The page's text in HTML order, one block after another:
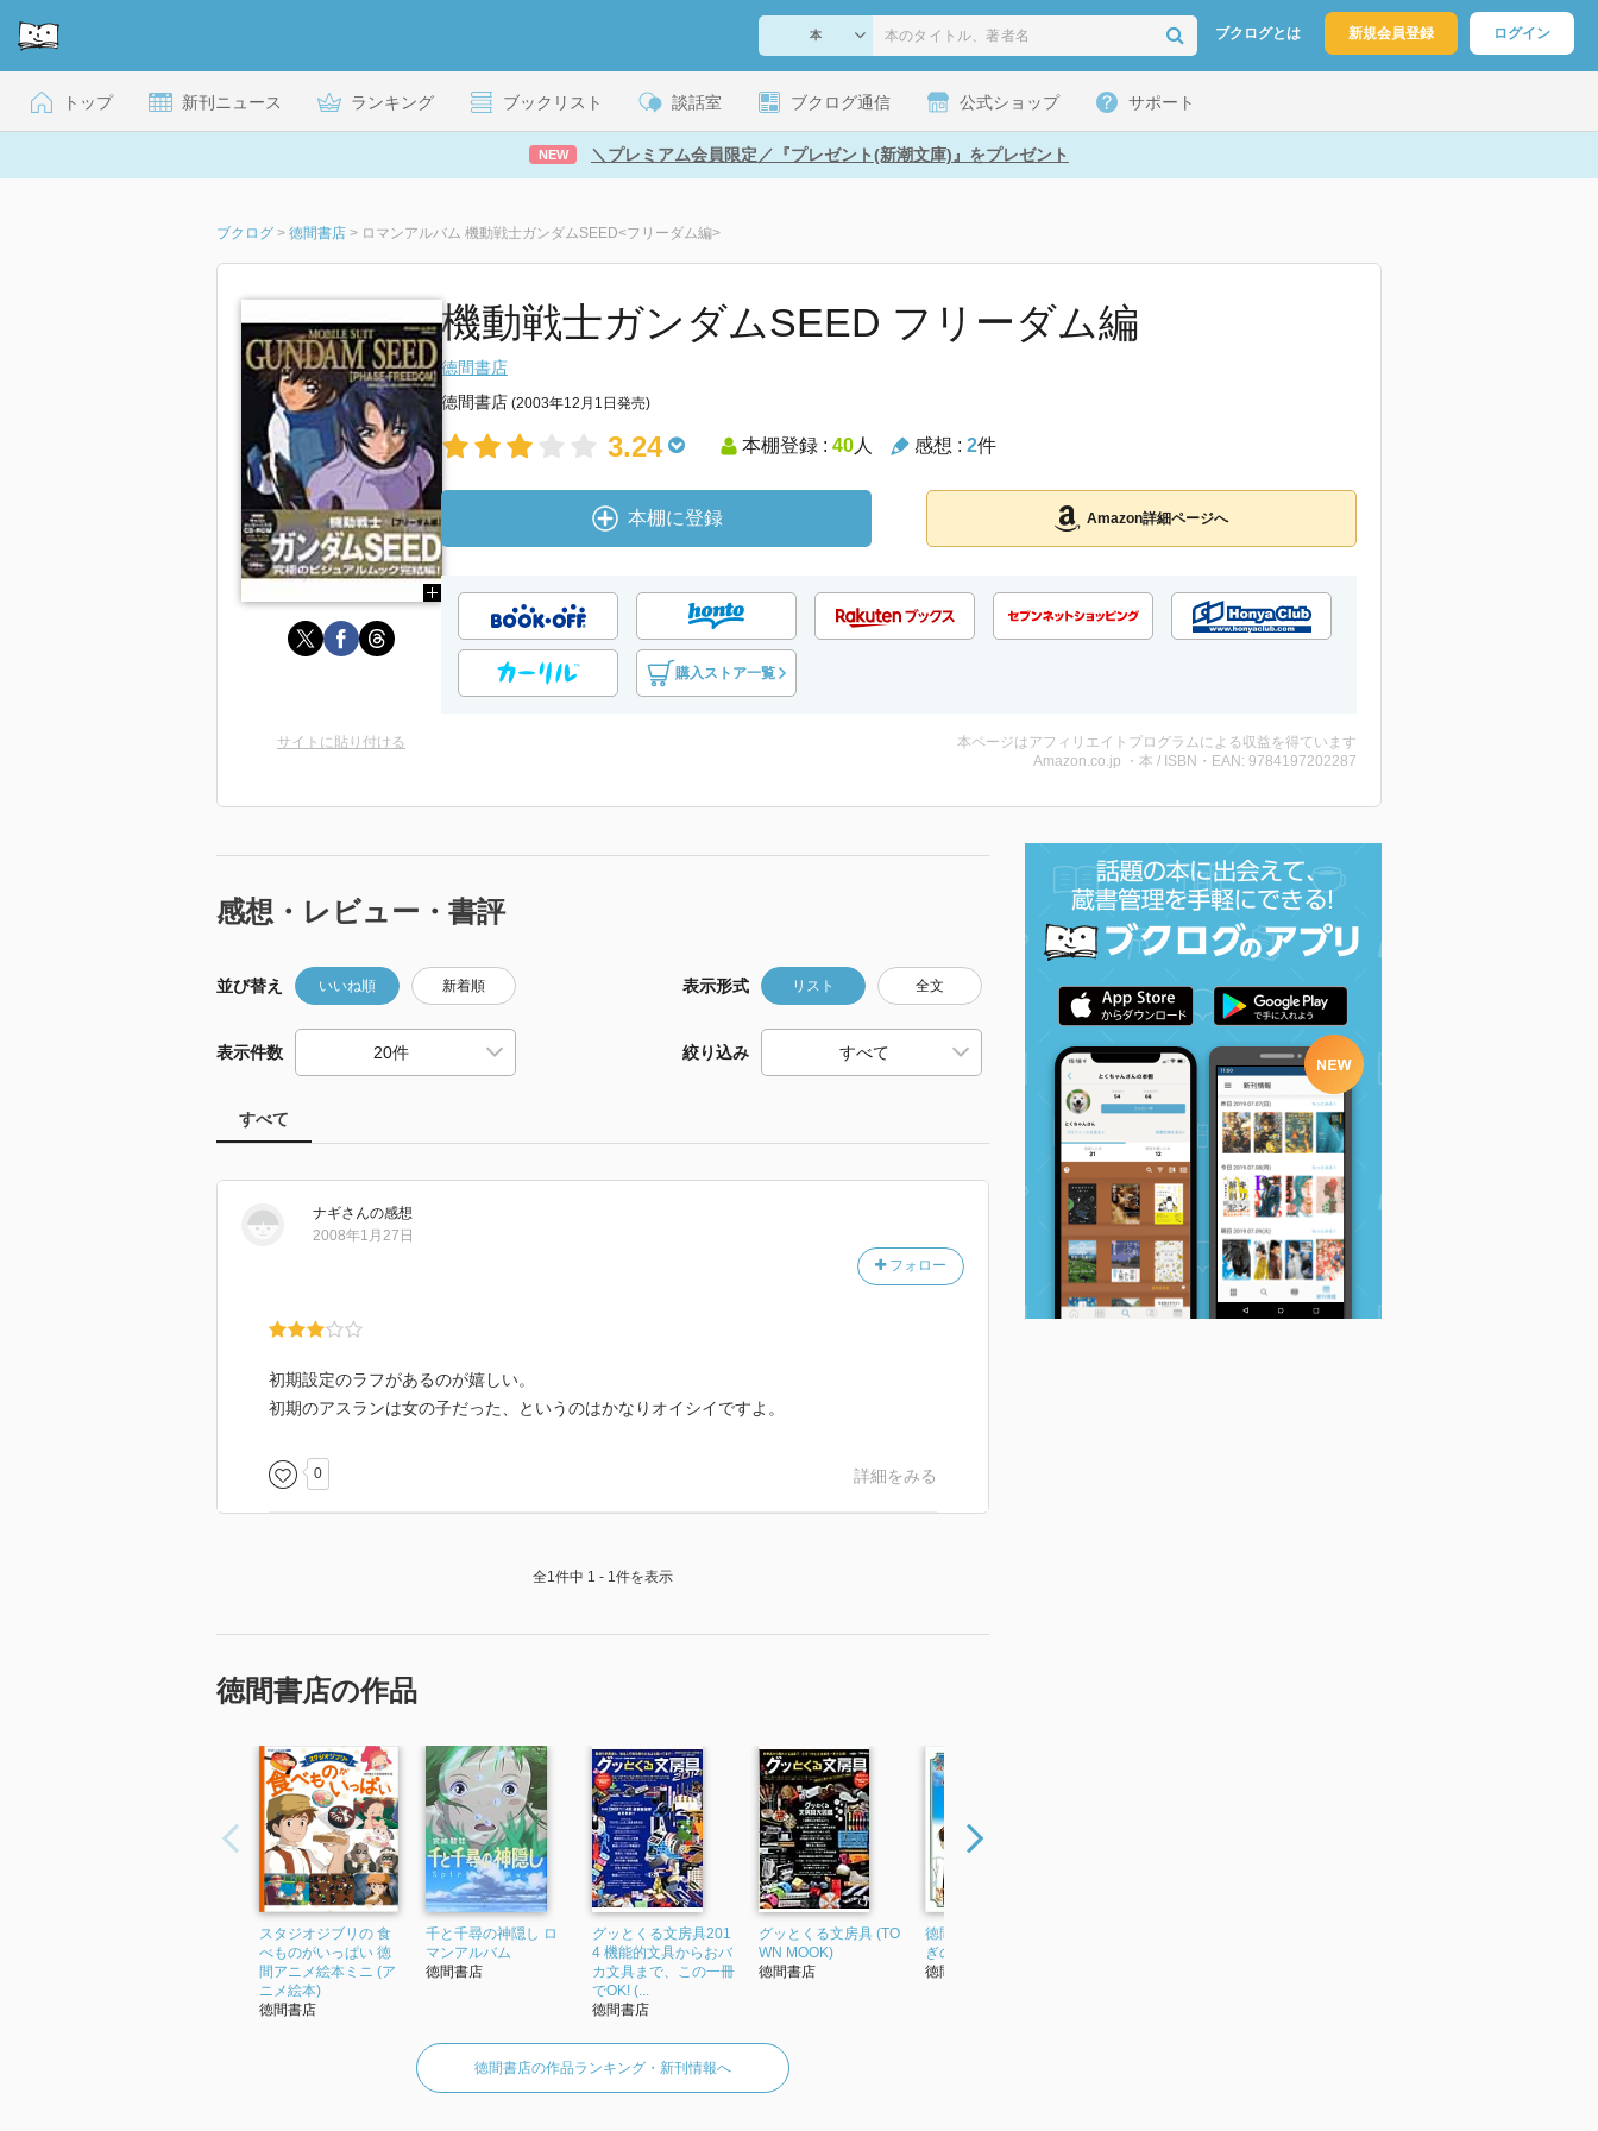
ブクログとは 新規会員登録 ログイン
トップ 新刊ニュース ランキング ブックリスト 談話室 ブクログ通信 公式ショップ サポート
NEW ＼プレミアム会員限定／『プレゼント(新潮文庫)』をプレゼント
ブクログ > 徳間書店 > ロマンアルバム 機動戦士ガンダムSEED<フリーダム編>
機動戦士ガンダムSEED フリーダム編
徳間書店
徳間書店 (2003年12月1日発売)
3.24 本棚登録 : 40人 感想 : 2件
本棚に登録 Amazon詳細ページへ
購入ストア一覧
サイトに貼り付ける
本ページはアフィリエイトプログラムによる収益を得ています
Amazon.co.jp ・本 / ISBN・EAN: 9784197202287
感想・レビュー・書評
並び替え いいね順 新着順 表示形式 リスト 全文
表示件数 絞り込み
すべて
ナギさんの感想
フォロー
2008年1月27日
初期設定のラフがあるのが嬉しい。
初期のアスランは女の子だった、というのはかなりオイシイですよ。
0 詳細をみる
全1件中 1 - 1件を表示
徳間書店の作品
スタジオジブリの 食
べものがいっぱい 徳
間アニメ絵本ミニ (ア
ニメ絵本)
徳間書店
千と千尋の神隠し ロ
マンアルバム
徳間書店
グッとくる文房具201
4 機能的文具からおバ
カ文具まで、この一冊
でOK! (...
徳間書店
グッとくる文房具 (TO
WN MOOK)
徳間書店
徳間アニメ絵本7 ふし
ぎの海のナディア(上)
徳間書店
徳間書店の作品ランキング・新刊情報へ